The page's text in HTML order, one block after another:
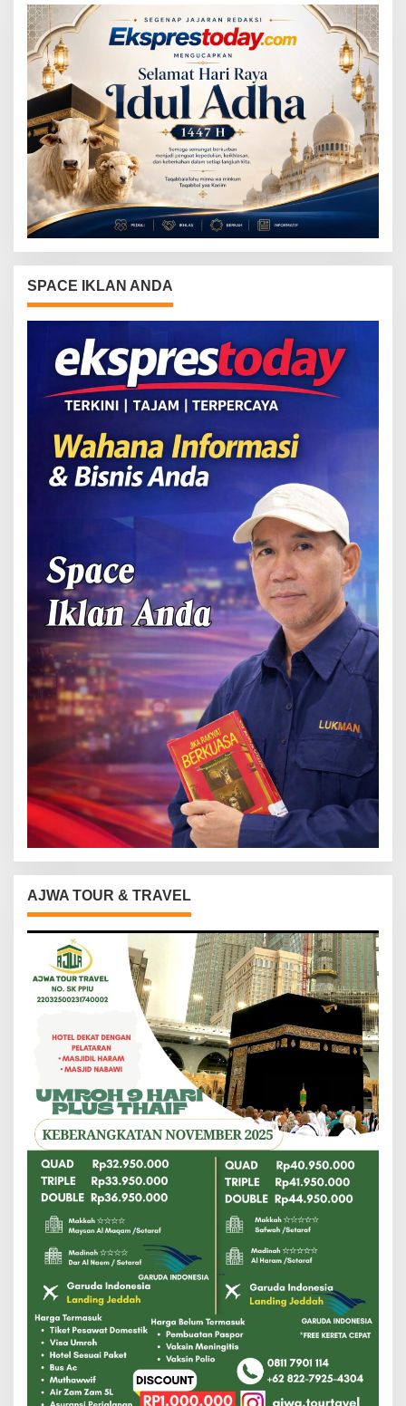
SPACE IKLAN ANDA
AJWA TOUR & TRAVEL